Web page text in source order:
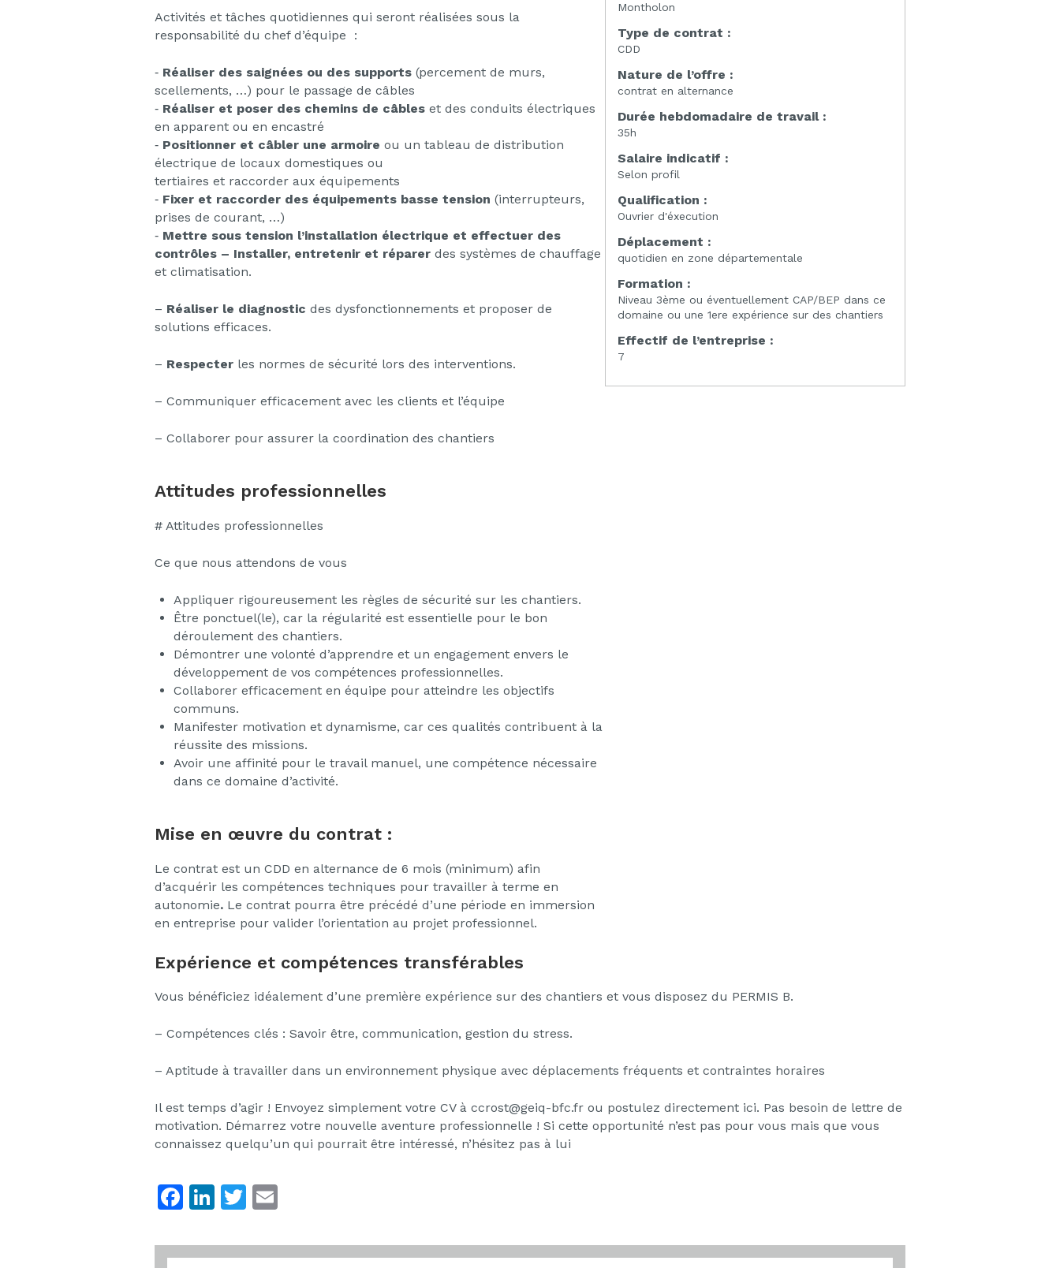
Activités et tâches quotidiennes qui seront réalisées sous la
responsabilité du chef d’équipe :
‐ Réaliser des saignées ou des supports (percement de murs,
scellements, …) pour le passage de câbles
‐ Réaliser et poser des chemins de câbles et des conduits électriques
en apparent ou en encastré
‐ Positionner et câbler une armoire ou un tableau de distribution
électrique de locaux domestiques ou
tertiaires et raccorder aux équipements
‐ Fixer et raccorder des équipements basse tension (interrupteurs,
prises de courant, …)
‐ Mettre sous tension l’installation électrique et effectuer des
contrôles – Installer, entretenir et réparer des systèmes de chauffage
et climatisation.
– Réaliser le diagnostic des dysfonctionnements et proposer de
solutions efficaces.
– Respecter les normes de sécurité lors des interventions.
– Communiquer efficacement avec les clients et l’équipe
– Collaborer pour assurer la coordination des chantiers
Attitudes professionnelles
# Attitudes professionnelles
Ce que nous attendons de vous
Appliquer rigoureusement les règles de sécurité sur les chantiers.
Être ponctuel(le), car la régularité est essentielle pour le bon
déroulement des chantiers.
Démontrer une volonté d’apprendre et un engagement envers le
développement de vos compétences professionnelles.
Collaborer efficacement en équipe pour atteindre les objectifs
communs.
Manifester motivation et dynamisme, car ces qualités contribuent à la
réussite des missions.
Avoir une affinité pour le travail manuel, une compétence nécessaire
dans ce domaine d’activité.
Mise en œuvre du contrat :
Le contrat est un CDD en alternance de 6 mois (minimum) afin
d’acquérir les compétences techniques pour travailler à terme en
autonomie. Le contrat pourra être précédé d’une période en immersion
en entreprise pour valider l’orientation au projet professionnel.
Montholon
Type de contrat :
CDD
Nature de l’offre :
contrat en alternance
Durée hebdomadaire de travail :
35h
Salaire indicatif :
Selon profil
Qualification :
Ouvrier d'éxecution
Déplacement :
quotidien en zone départementale
Formation :
Niveau 3ème ou éventuellement CAP/BEP dans ce
domaine ou une 1ere expérience sur des chantiers
Effectif de l’entreprise :
7
Expérience et compétences transférables
Vous bénéficiez idéalement d’une première expérience sur des chantiers et vous disposez du PERMIS B.
– Compétences clés : Savoir être, communication, gestion du stress.
– Aptitude à travailler dans un environnement physique avec déplacements fréquents et contraintes horaires
Il est temps d’agir ! Envoyez simplement votre CV à ccrost@geiq-bfc.fr ou postulez directement ici. Pas besoin de lettre de
motivation. Démarrez votre nouvelle aventure professionnelle ! Si cette opportunité n’est pas pour vous mais que vous
connaissez quelqu’un qui pourrait être intéressé, n’hésitez pas à lui
F
c
Li
k
T
itt ai